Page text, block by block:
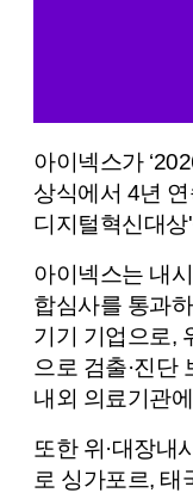
아이넥스가
상식에서 4년
디지털혁신대
아이넥스는 내
합심사를 통과
기기 기업으로,
으로 검출·진단
내외 의료기관
또한 위·대장내
로 싱가포르, 태